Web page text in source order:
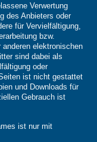
Verwertung
des Anbieters oder
für Vervielfältigung,
bzw.
elektronischen
sind dabei als
oder
ist nicht gestattet
und Downloads für
Gebrauch ist
ist nur mit